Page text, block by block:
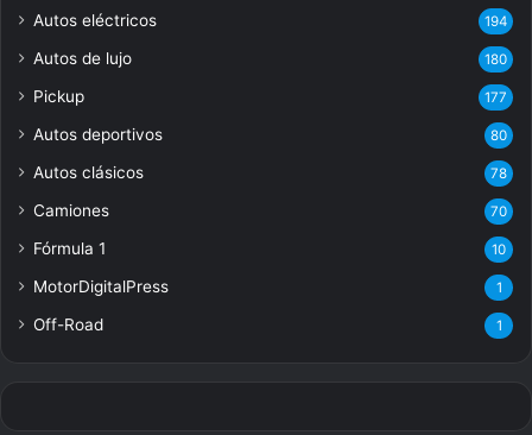
Autos eléctricos 194
Autos de lujo 180
Pickup 177
Autos deportivos 80
Autos clásicos 78
Camiones 70
Fórmula 1 10
MotorDigitalPress 1
Off-Road 1